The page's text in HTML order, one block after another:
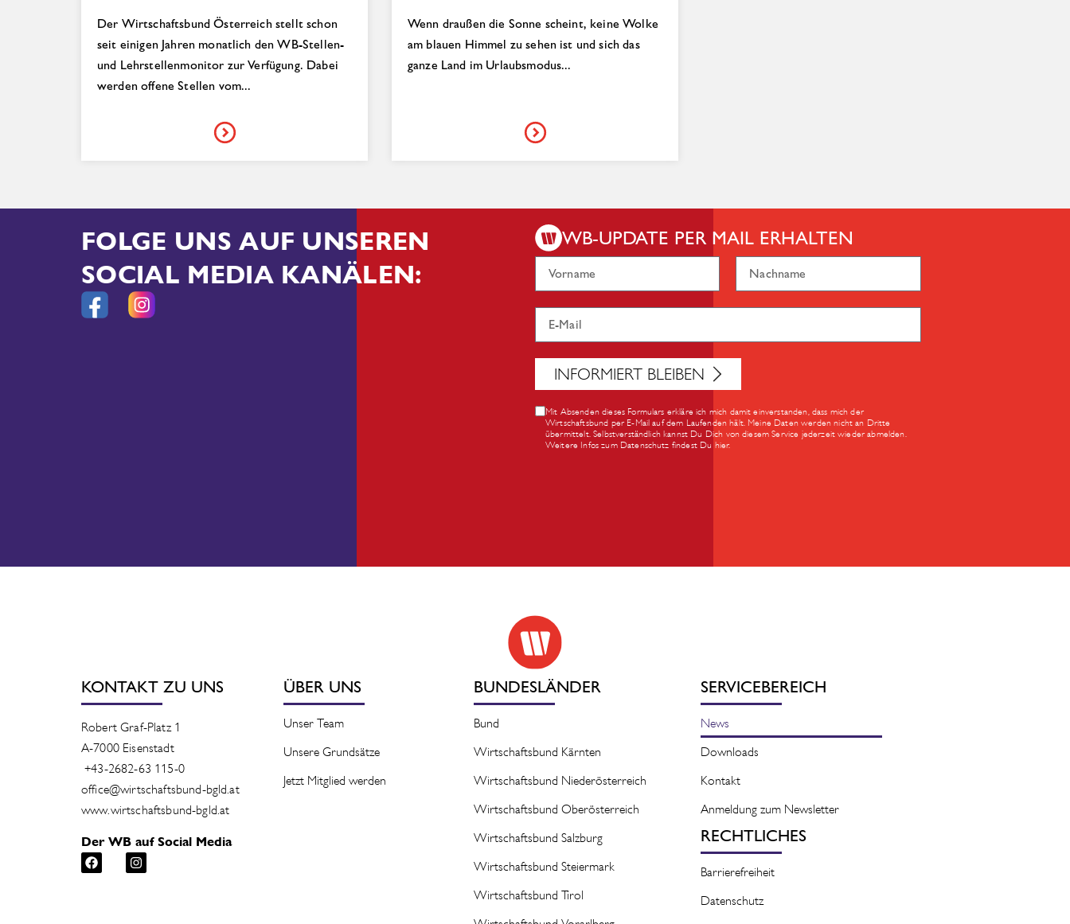
Der Wirtschaftsbund Österreich stellt schon
seit einigen Jahren monatlich den WB-Stellen-
und Lehrstellenmonitor zur Verfügung. Dabei
werden offene Stellen vom...
Wenn draußen die Sonne scheint, keine Wolke
am blauen Himmel zu sehen ist und sich das
ganze Land im Urlaubsmodus...
FOLGE UNS AUF UNSEREN
SOCIAL MEDIA KANÄLEN:
WB-UPDATE PER MAIL ERHALTEN
Mit Absenden dieses Formulars erkläre ich mich damit einverstanden, dass mich der
Wirtschaftsbund per E-Mail auf dem Laufenden hält. Meine Daten werden nicht an Dritte
übermittelt. Selbstverständlich kannst Du Dich von diesem Service jederzeit wieder abmelden.
Weitere Infos zum Datenschutz findest Du hier.
INFORMIERT BLEIBEN
KONTAKT ZU UNS
Robert Graf-Platz 1
A-7000 Eisenstadt
+43-2682-63 115-0
office@wirtschaftsbund-bgld.at
www.wirtschaftsbund-bgld.at
Der WB auf Social Media
ÜBER UNS
Unser Team
Unsere Grundsätze
Jetzt Mitglied werden
BUNDESLÄNDER
Bund
Wirtschaftsbund Kärnten
Wirtschaftsbund Niederösterreich
Wirtschaftsbund Oberösterreich
Wirtschaftsbund Salzburg
Wirtschaftsbund Steiermark
Wirtschaftsbund Tirol
SERVICEBEREICH
News
Downloads
Kontakt
Anmeldung zum Newsletter
RECHTLICHES
Barrierefreiheit
Datenschutz